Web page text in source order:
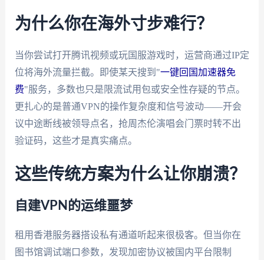
为什么你在海外寸步难行？
当你尝试打开腾讯视频或玩国服游戏时，运营商通过IP定
位将海外流量拦截。即使某天搜到"一键回国加速器免
费"服务，多数也只是限流试用包或安全性存疑的节点。
更扎心的是普通VPN的操作复杂度和信号波动——开会
议中途断线被领导点名，抢周杰伦演唱会门票时转不出
验证码，这些才是真实痛点。
这些传统方案为什么让你崩溃？
自建VPN的运维噩梦
租用香港服务器搭设私有通道听起来很极客。但当你在
图书馆调试端口参数，发现加密协议被国内平台限制